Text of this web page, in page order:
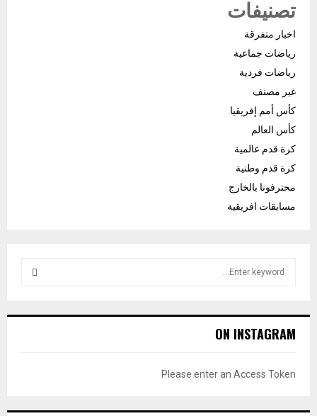
تصنيفات
اخبار متفرقة
رياضات جماعية
رياضات فردية
غير مصنف
كأس أمم إفريقيا
كأس العالم
كرة قدم عالمية
كرة قدم وطنية
محترفونا بالخارج
مسابقات افريقية
h
o
ON INSTAGRAM
Please enter an Access Token